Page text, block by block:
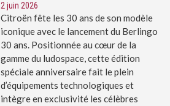
2 juin 2026
Citroën fête les 30 ans de son modèle
iconique avec le lancement du Berlingo
30 ans. Positionnée au cœur de la
gamme du ludospace, cette édition
spéciale anniversaire fait le plein
d’équipements technologiques et
intègre en exclusivité les célèbres